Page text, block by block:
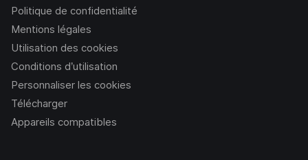
Politique de confidentialité
Mentions légales
Utilisation des cookies
Conditions d’utilisation
Personnaliser les cookies
Télécharger
Appareils compatibles